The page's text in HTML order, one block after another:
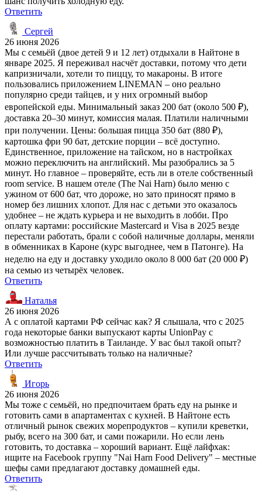
Ответить
Сергей
26 июня 2026
Мы с семьёй (двое детей 9 и 12 лет) отдыхали в Найтоне в
январе 2025. Я переживал насчёт доставки, потому что дети
капризничали, хотели то пиццу, то макароны. В итоге
пользовались приложением LINEMAN – оно реально
популярно среди тайцев, и у них огромный выбор
европейской еды. Минимальный заказ 200 бат (около 500 ₽),
доставка 20–30 минут, комиссия малая. Платили наличными
при получении. Цены: большая пицца 350 бат (880 ₽),
картошка фри 90 бат, детские порции – всё доступно.
Единственное, приложение на тайском, но в настройках
можно переключить на английский. Мы разобрались за 5
минут. Но главное – проверяйте, есть ли в отеле собственный
room service. В нашем отеле (The Nai Harn) было меню с
ужином от 600 бат, что дороже, но зато приносят прямо в
номер без лишних хлопот. Для нас с детьми это оказалось
удобнее – не ждать курьера и не выходить в лобби. Про
оплату картами: российские Mastercard и Visa в 2025 везде
перестали работать, брали с собой наличные доллары, меняли
в обменниках в Кароне (курс выгоднее, чем в Патонге). На
неделю на еду и доставку уходило около 8 000 бат (20 000 ₽)
на семью из четырёх человек.
Ответить
Наталья
26 июня 2026
А с оплатой картами РФ сейчас как? Я слышала, что с 2025
года некоторые банки выпускают карты UnionPay с
возможностью платить в Таиланде. У вас был такой опыт?
Или лучше рассчитывать только на наличные?
Ответить
Игорь
26 июня 2026
Мы тоже с семьёй, но предпочитаем брать еду на рынке и
готовить сами в апартаментах с кухней. В Найтоне есть
отличный рынок свежих морепродуктов – купили креветки,
рыбу, всего на 300 бат, и сами пожарили. Но если лень
готовить, то доставка – хороший вариант. Ещё лайфхак:
ищите на Facebook группу "Nai Harn Food Delivery" – местные
шефы сами предлагают доставку домашней еды.
Ответить